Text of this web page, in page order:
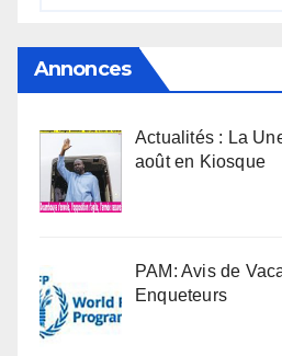
Annonces
Actualités : La
août en Kiosque
PAM: Avis de
Enqueteurs